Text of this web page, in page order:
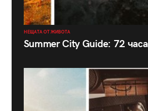
НЕЩАТА ОТ ЖИВОТА
Summer City Guide: 72